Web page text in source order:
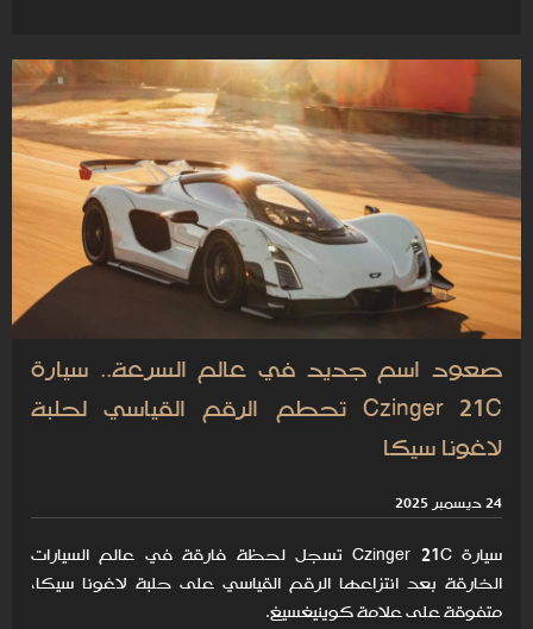
صعود اسم جديد في عالم السرعة.. سيارة
Czinger 21C تحطم الرقم القياسي لحلبة
لاغونا سيكا
24 ديسمبر 2025
سيارة Czinger 21C تسجل لحظة فارقة في عالم السيارات
الخارقة بعد انتزاعها الرقم القياسي على حلبة لاغونا سيكا،
متفوقة على علامة كوينيغسيغ.